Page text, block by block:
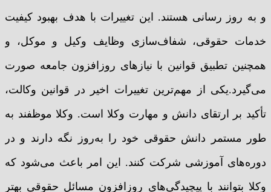
و به روز رسانی هستند. این تغییرات با هدف بهبود کیفیت
خدمات حقوقی، شفاف‌سازی وظایف وکیل و موکل، و
همچنین تطبیق قوانین با نیازهای روزافزون جامعه صورت
می‌گیرد.یکی از مهم‌ترین تغییرات اخیر در قوانین وکالت،
تأکید بر ارتقای دانش و مهارت وکلا است. وکلا موظفند به
طور مستمر دانش حقوقی خود را به‌روز نگه دارند و در
دوره‌های آموزشی شرکت کنند. این امر باعث می‌شود که
وکلا بتوانند با پیچیدگی‌های روزافزون مسائل حقوقی بهتر